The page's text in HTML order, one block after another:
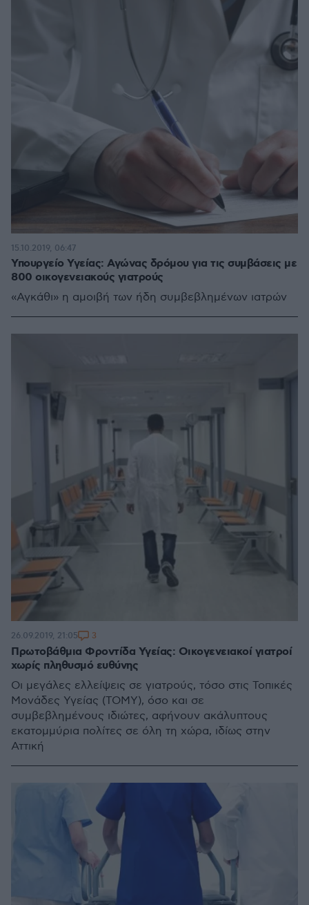
Υπουργείο Υγείας: Αγώνας δρόμου για τις συμβάσεις με
800 οικογενειακούς γιατρούς
«Αγκάθι» η αμοιβή των ήδη συμβεβλημένων ιατρών
15.10.2019, 06:47
Πρωτοβάθμια Φροντίδα Υγείας: Οικογενειακοί γιατροί
χωρίς πληθυσμό ευθύνης
Οι μεγάλες ελλείψεις σε γιατρούς, τόσο στις Τοπικές
Μονάδες Υγείας (ΤΟΜΥ), όσο και σε
συμβεβλημένους ιδιώτες, αφήνουν ακάλυπτους
εκατομμύρια πολίτες σε όλη τη χώρα, ιδίως στην
Αττική
26.09.2019, 21:05 3